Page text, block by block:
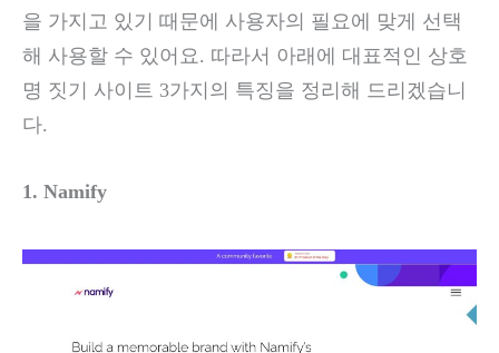
을 가지고 있기 때문에 사용자의 필요에 맞게 선택
해 사용할 수 있어요. 따라서 아래에 대표적인 상호
명 짓기 사이트 3가지의 특징을 정리해 드리겠습니
다.
1. Namify